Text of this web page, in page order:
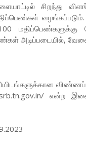
சிறந்து
வழங்கப்படும்.
அடிப்படையில்,
என்ற